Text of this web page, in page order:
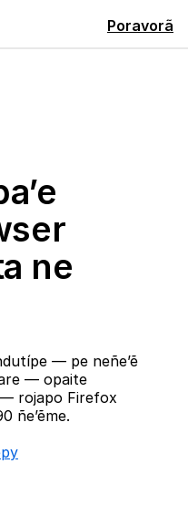
Poravorã
ne
— pe neñe’ẽ
— opaite
rojapo Firefox
ñe’ẽme.